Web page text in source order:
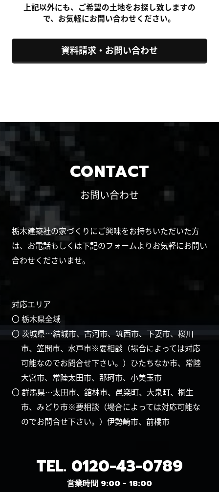
上記以外にも、ご希望の土地をお探し致しますの
で、お気軽にお問い合わせください。
資料請求・お問い合わせ
CONTACT
お問い合わせ
栃木建築社の家づくりにご興味をお持ちいただいた方
は、お電話もしくは下記のフォームよりお気軽にお問い
合わせくださいませ。
対応エリア
〇 栃木県全域
〇 茨城県…結城市、古河市、筑西市、下妻市、桜川
市、笠間市、水戸市※要相談（場合によっては対応
可能なのでお問合せ下さい。）ひたちなか市、常陸
大宮市、常陸太田市、那珂市、小美玉市
〇 群馬県…太田市、舘林市、邑楽町、大泉町、桐生
市、みどり市※要相談（場合によっては対応可能な
のでお問合せ下さい。）伊勢崎市、前橋市
TEL. 0120-43-0789
営業時間 9:00 - 18:00